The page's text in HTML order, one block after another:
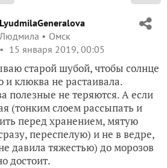
LyudmilaGeneralova
Людмила
Омск
15 января 2019, 00:05
старой шубой, чтобы солнце
и клюква не растаивала.
полезные не теряются. А если
(тонким слоем рассыпать и
перед хранением, мятую
переспелую) и не в ведре,
давила тяжестью) до морозов
достоит.